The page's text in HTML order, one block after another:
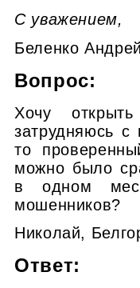
С уважением,
Беленко
Вопрос:
Хочу
затрудняюсь
то
можно было
в одном
мошенников?
Николай,
Ответ: